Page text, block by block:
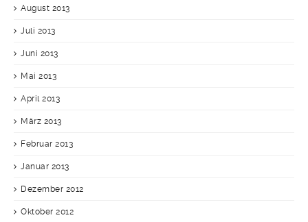
August 2013
Juli 2013
Juni 2013
Mai 2013
April 2013
März 2013
Februar 2013
Januar 2013
Dezember 2012
Oktober 2012